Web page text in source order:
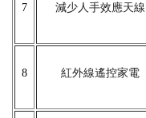
7 減少人手效應天線
8 紅外線遙控家電